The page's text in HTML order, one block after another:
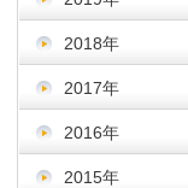
2018年
2017年
2016年
2015年